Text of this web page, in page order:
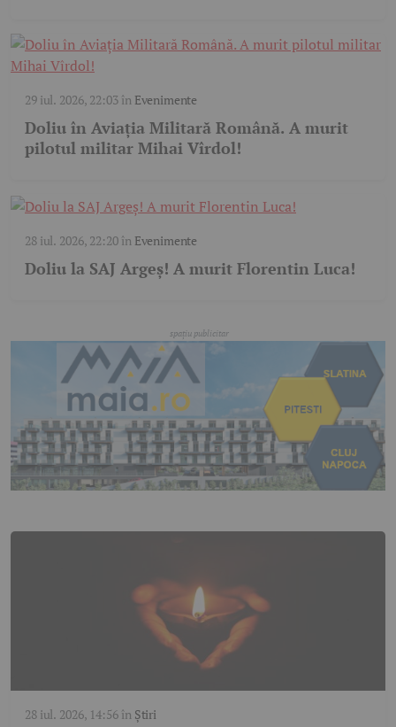
29 iul. 2026, 22:03în Evenimente
Doliu în Aviația Militară Română. A murit
pilotul militar Mihai Vîrdol!
28 iul. 2026, 22:20în Evenimente
Doliu la SAJ Argeș! A murit Florentin Luca!
28 iul. 2026, 14:56în Știri